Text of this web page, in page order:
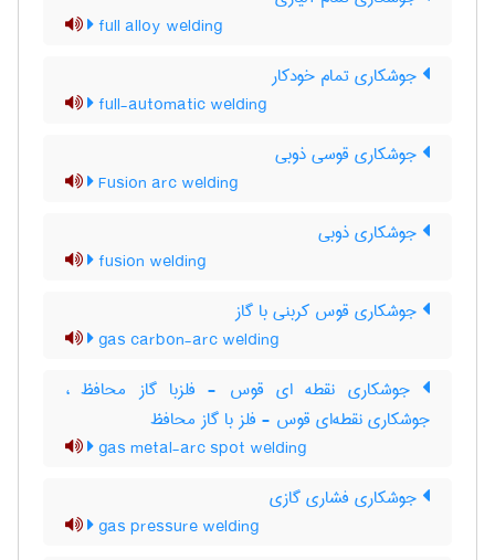
full alloy welding
جوشکاری تمام خودکار
full-automatic welding
جوشکاری قوسی ذوبی
Fusion arc welding
جوشکاری ذوبی
fusion welding
جوشکاری قوس کربنی با گاز
gas carbon-arc welding
جوشکاری نقطه ای قوس - فلزبا گاز محافظ ،
جوشکاری نقطه‌ای قوس - فلز با گاز محافظ
gas metal-arc spot welding
جوشکاری فشاری گازی
gas pressure welding